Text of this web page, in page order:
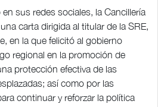
sus redes sociales, la Cancillería
carta dirigida al titular de la SRE,
en la que felicitó al gobierno
regional en la promoción de
protección efectiva de las
así como por las
continuar y reforzar la política